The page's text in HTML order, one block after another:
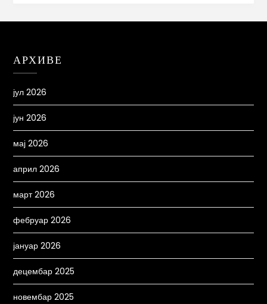
АРХИВЕ
јул 2026
јун 2026
мај 2026
април 2026
март 2026
фебруар 2026
јануар 2026
децембар 2025
новембар 2025